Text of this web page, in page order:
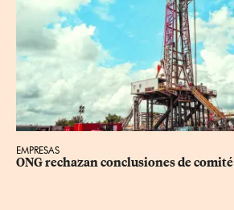
EMPRESAS
ONG rechazan conclusiones de comité